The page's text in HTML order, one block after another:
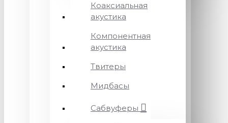
Коаксиальная
акустика
Компонентная
акустика
Твитеры
Мидбасы
Сабвуферы